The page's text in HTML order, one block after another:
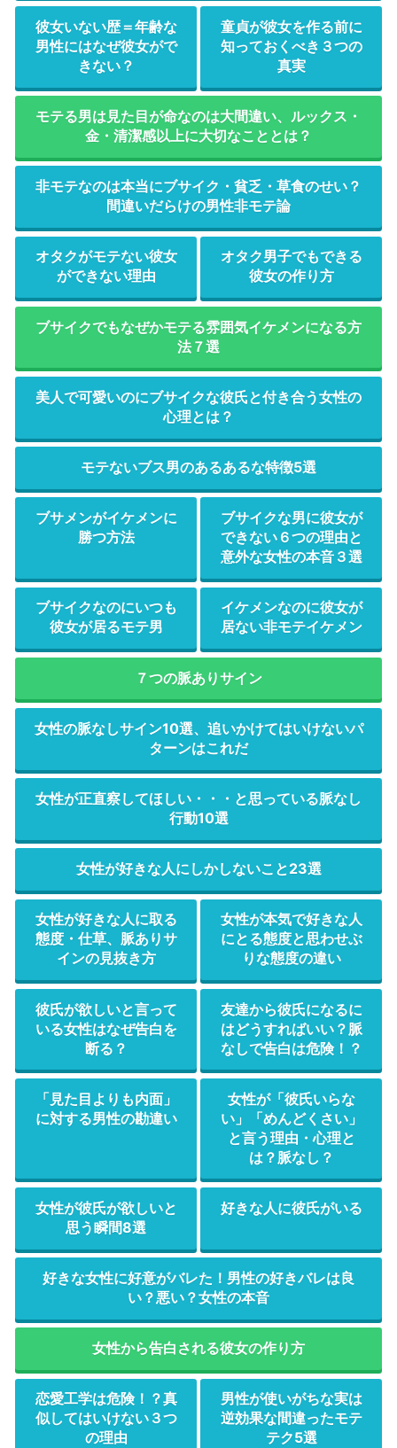
彼女いない歴＝年齢な
男性にはなぜ彼女がで
きない？
童貞が彼女を作る前に
知っておくべき３つの
真実
モテる男は見た目が命なのは大間違い、ルックス・
金・清潔感以上に大切なこととは？
非モテなのは本当にブサイク・貧乏・草食のせい？
間違いだらけの男性非モテ論
オタクがモテない彼女
ができない理由
オタク男子でもできる
彼女の作り方
ブサイクでもなぜかモテる雰囲気イケメンになる方
法７選
美人で可愛いのにブサイクな彼氏と付き合う女性の
心理とは？
モテないブス男のあるあるな特徴5選
ブサメンがイケメンに
勝つ方法
ブサイクな男に彼女が
できない６つの理由と
意外な女性の本音３選
ブサイクなのにいつも
彼女が居るモテ男
イケメンなのに彼女が
居ない非モテイケメン
７つの脈ありサイン
女性の脈なしサイン10選、追いかけてはいけないパ
ターンはこれだ
女性が正直察してほしい・・・と思っている脈なし
行動10選
女性が好きな人にしかしないこと23選
女性が好きな人に取る
態度・仕草、脈ありサ
インの見抜き方
女性が本気で好きな人
にとる態度と思わせぶ
りな態度の違い
彼氏が欲しいと言って
いる女性はなぜ告白を
断る？
友達から彼氏になるに
はどうすればいい？脈
なしで告白は危険！？
「見た目よりも内面」
に対する男性の勘違い
女性が「彼氏いらな
い」「めんどくさい」
と言う理由・心理と
は？脈なし？
女性が彼氏が欲しいと
思う瞬間8選
好きな人に彼氏がいる
好きな女性に好意がバレた！男性の好きバレは良
い？悪い？女性の本音
女性から告白される彼女の作り方
恋愛工学は危険！？真
似してはいけない３つ
の理由
男性が使いがちな実は
逆効果な間違ったモテ
テク5選